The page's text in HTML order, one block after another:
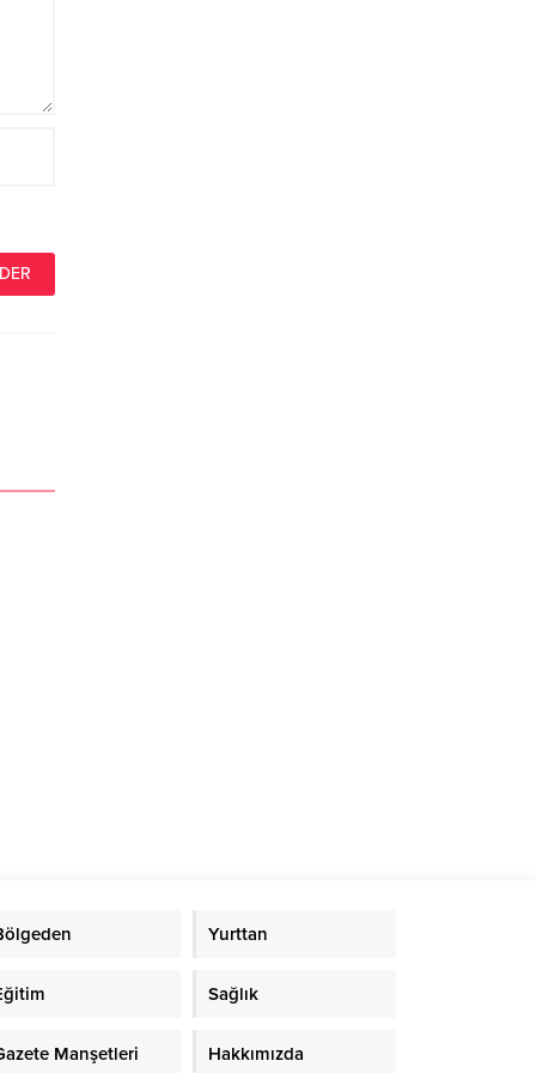
Yurttan
Sağlık
Manşetleri Hakkımızda